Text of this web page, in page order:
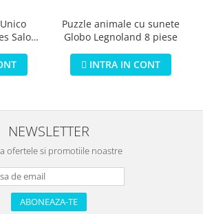
Salon
Puzzle animale cu sunete
Globo Legnoland 8 piese
INTRA IN CONT
NEWSLETTER
ofertele si promotiile noastre